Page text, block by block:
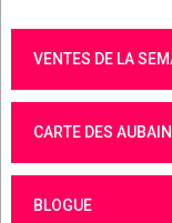
VENTES DE LA
CARTE DES
BLOGUE